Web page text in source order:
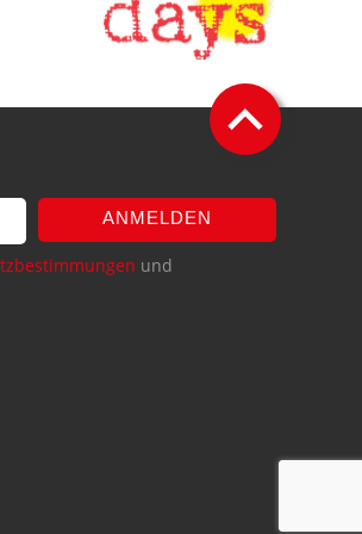
ANMELDEN
und